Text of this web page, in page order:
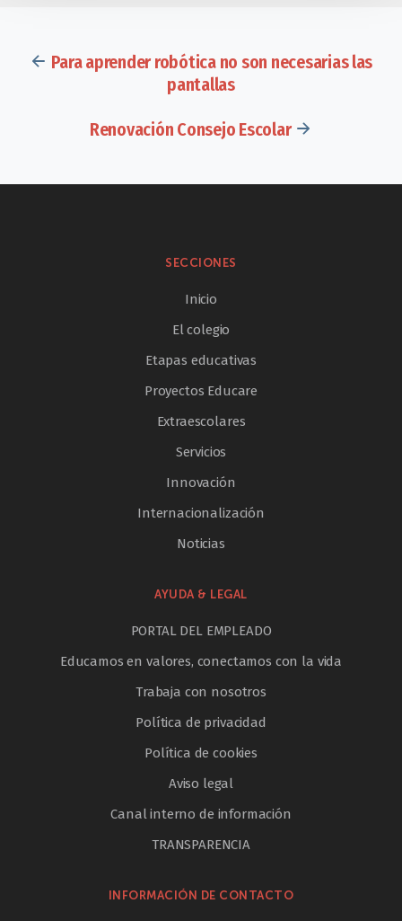
Para aprender robótica no son necesarias las
pantallas
Renovación Consejo Escolar
SECCIONES
Inicio
El colegio
Etapas educativas
Proyectos Educare
Extraescolares
Servicios
Innovación
Internacionalización
Noticias
AYUDA & LEGAL
PORTAL DEL EMPLEADO
Educamos en valores, conectamos con la vida
Trabaja con nosotros
Política de privacidad
Política de cookies
Aviso legal
Canal interno de información
TRANSPARENCIA
INFORMACIÓN DE CONTACTO